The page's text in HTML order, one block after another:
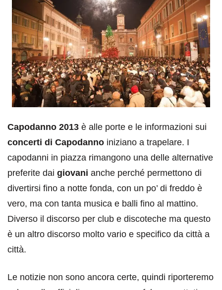
Capodanno 2013 è alle porte e le informazioni sui
concerti di Capodanno iniziano a trapelare. I
capodanni in piazza rimangono una delle alternative
preferite dai giovani anche perché permettono di
divertirsi fino a notte fonda, con un po’ di freddo è
vero, ma con tanta musica e balli fino al mattino.
Diverso il discorso per club e discoteche ma questo
è un altro discorso molto vario e specifico da città a
città.
Le notizie non sono ancora certe, quindi riporteremo